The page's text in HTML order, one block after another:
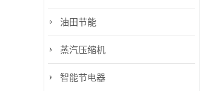
油田节能
蒸汽压缩机
智能节电器